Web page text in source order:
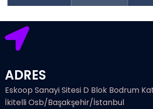
ADRES
Eskoop Sanayi Sitesi D Blok Bodrum
İkitelli Osb/Başakşehir/İstanbul